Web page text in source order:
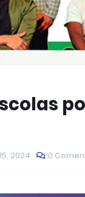
2024 0